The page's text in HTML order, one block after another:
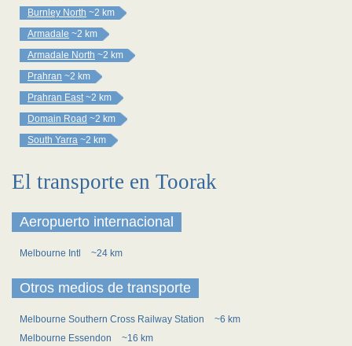
Burnley North ~2 km
Armadale ~2 km
Armadale North ~2 km
Prahran ~2 km
Prahran East ~2 km
Domain Road ~2 km
South Yarra ~2 km
El transporte en Toorak
Aeropuerto internacional
Melbourne Intl ~24 km
Otros medios de transporte
Melbourne Southern Cross Railway Station
~6 km
Melbourne Essendon
~16 km